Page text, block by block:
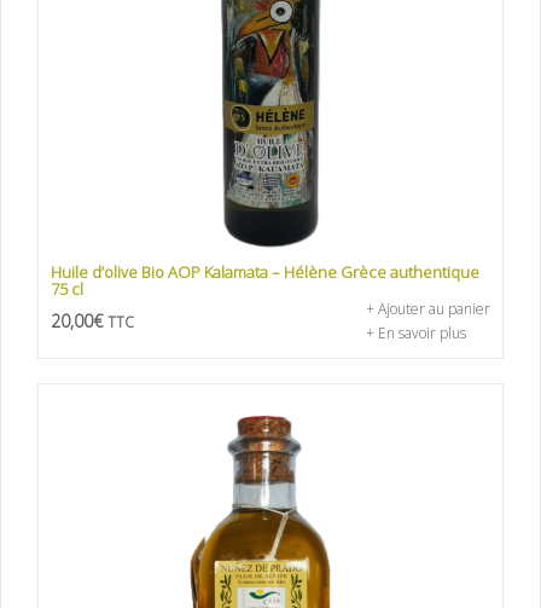
Huile d’olive Bio AOP Kalamata – Hélène Grèce authentique
75 cl
20,00€ TTC
+ Ajouter au panier
+ En savoir plus